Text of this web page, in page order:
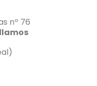
nº 76